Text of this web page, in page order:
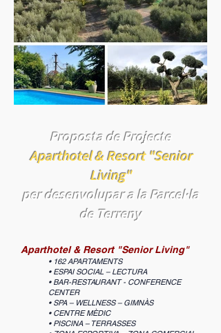
Proposta de Projecte
Aparthotel & Resort "Senior
Living"
per desenvolupar a la Parcel·la
de Terreny
Aparthotel & Resort "Senior Living"
• 162 APARTAMENTS
• ESPAI SOCIAL – LECTURA
• BAR-RESTAURANT - CONFERENCE
CENTER
• SPA – WELLNESS – GIMNÀS
• CENTRE MÈDIC
• PISCINA – TERRASSES